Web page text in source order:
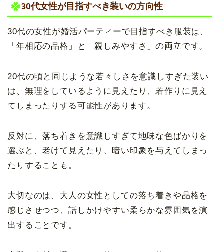
30代女性が目指すべき装いの方向性
30代の女性が婚活パーティーで目指すべき服装は、
「年相応の品格」と「親しみやすさ」の両立です。
20代の頃と同じような若々しさを意識しすぎた装い
は、無理をしているように見えたり、若作りに見え
てしまったりする可能性があります。
反対に、落ち着きを意識しすぎて地味な色ばかりを
選ぶと、老けて見えたり、暗い印象を与えてしまっ
たりすることも。
大切なのは、大人の女性としての落ち着きや品格を
感じさせつつ、話しかけやすい柔らかな雰囲気を演
出することです。